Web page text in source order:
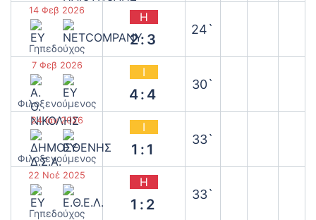
14 Φεβ 2026
Γηπεδούχος
Η
2:3
24`
7 Φεβ 2026
‫Φιλοξενούμενος
Ι
4:4
30`
24 Ιαν 2026
‫Φιλοξενούμενος
Ι
1:1
33`
22 Νοέ 2025
Γηπεδούχος
Η
1:2
33`